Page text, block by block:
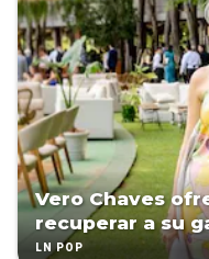
Vero Chaves
recuperar a su
LN POP